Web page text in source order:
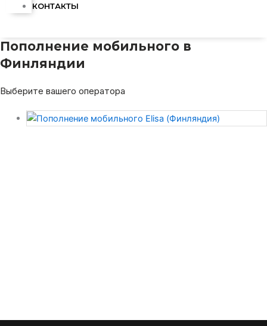
КОНТАКТЫ
Пополнение мобильного в
Финляндии
Выберите вашего оператора